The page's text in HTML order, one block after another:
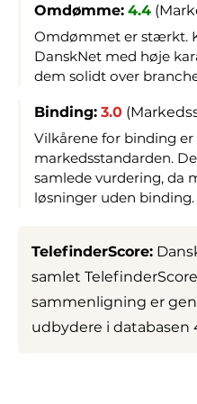
Omdømme: 4.4
Omdømmet er stærkt.
DanskNet med høje
dem solidt over
Binding: 3.0
Vilkårene for binding
markedsstandarden.
samlede vurdering, da
løsninger uden binding.
TelefinderScore:
samlet
sammenligning er
udbydere i databasen